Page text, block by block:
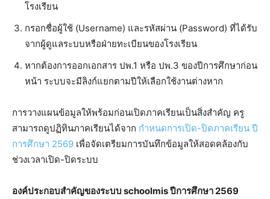
โรงเรียน
กรอกชื่อผู้ใช้ (Username) และรหัสผ่าน (Password) ที่ได้รับ
จากผู้ดูแลระบบหรือฝ่ายทะเบียนของโรงเรียน
หากต้องการออกเอกสาร ปพ.1 หรือ ปพ.3 ของปีการศึกษาก่อน
หน้า ระบบจะมีลิงก์แยกตามปีให้เลือกใช้งานต่างหาก
การวางแผนข้อมูลให้พร้อมก่อนเปิดภาคเรียนเป็นสิ่งสำคัญ ครู
สามารถดูปฏิทินภาคเรียนได้จาก กำหนดการเปิด-ปิดภาคเรียน ปี
การศึกษา 2569 เพื่อจัดเตรียมการบันทึกข้อมูลให้สอดคล้องกับ
ช่วงเวลาเปิด-ปิดระบบ
องค์ประกอบสำคัญของระบบ schoolmis ปีการศึกษา 2569